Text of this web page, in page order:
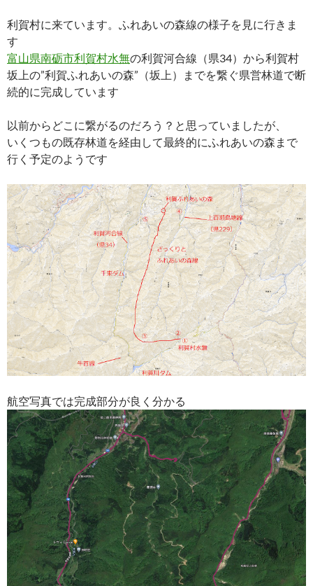
利賀村に来ています。ふれあいの森線の様子を見に行きま
す
富山県南砺市利賀村水無の利賀河合線（県34）から利賀村
坂上の”利賀ふれあいの森”（坂上）までを繋ぐ県営林道で断
続的に完成しています
以前からどこに繋がるのだろう？と思っていましたが、
いくつもの既存林道を経由して最終的にふれあいの森まで
行く予定のようです
航空写真では完成部分が良く分かる